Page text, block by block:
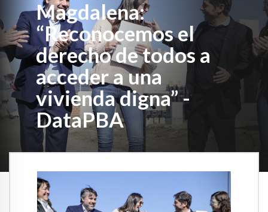
Magdalena:
“Reconocemos el
derecho de todos a
acceder a una
vivienda digna” -
DataPBA